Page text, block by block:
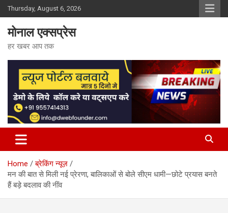
Skip
to
content
Thursday, August 6, 2026
मोनाल एक्सप्रेस
हर खबर आप तक
Home
ब्रेकिंग न्यूज़
मन की बात से मिली नई प्रेरणा, बालिकाओं से बोले सीएम धामी—छोटे प्रयास बनते
हैं बड़े बदलाव की नींव